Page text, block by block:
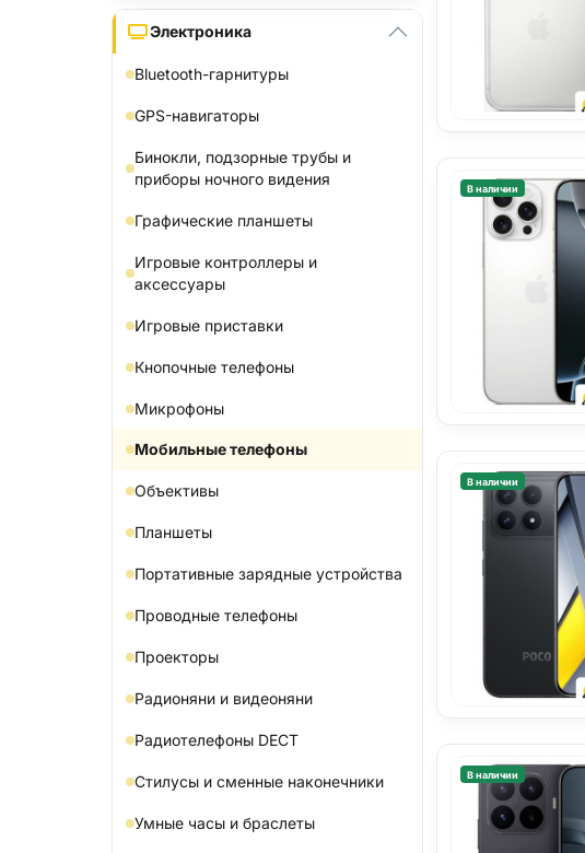
Электроника
Bluetooth-гарнитуры
GPS-навигаторы
Бинокли, подзорные трубы и
приборы ночного видения
Графические планшеты
Игровые контроллеры и
аксессуары
Игровые приставки
Кнопочные телефоны
Микрофоны
Мобильные телефоны
Объективы
Планшеты
Портативные зарядные устройства
Проводные телефоны
Проекторы
Радионяни и видеоняни
Радиотелефоны DECT
Стилусы и сменные наконечники
Умные часы и браслеты
В наличии
В наличии
В наличии